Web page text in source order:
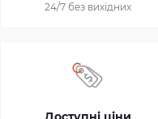
24/7 без вихідних